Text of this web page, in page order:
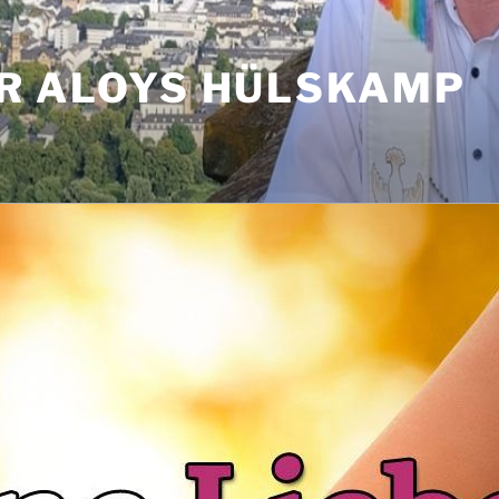
ALOYS HÜLSKAMP